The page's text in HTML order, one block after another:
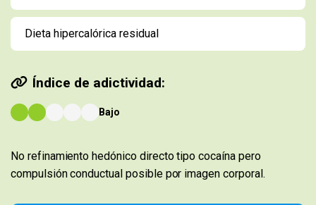
Dieta hipercalórica residual
Índice de adictividad:
Bajo
No refinamiento hedónico directo tipo cocaína pero
compulsión conductual posible por imagen corporal.